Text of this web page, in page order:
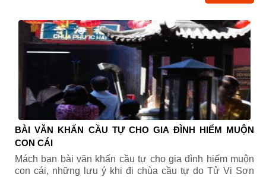
BÀI VĂN KHẤN CẦU TỰ CHO GIA ĐÌNH HIẾM MUỘN
CON CÁI
Mách bạn bài văn khấn cầu tự cho gia đình hiếm muộn
con cái, những lưu ý khi đi chùa cầu tự do Tử Vi Sơn